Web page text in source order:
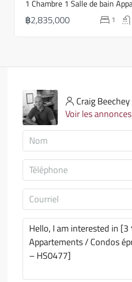
฿2,835,000 1
Craig Beechey
Voir les annonces